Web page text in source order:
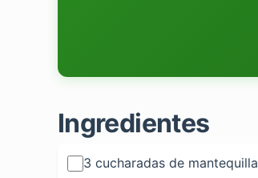
Ingredientes
3 cucharadas de mantequilla